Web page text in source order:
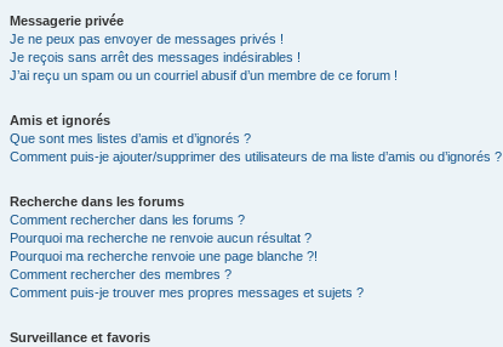
Messagerie privée
Je ne peux pas envoyer de messages privés !
Je reçois sans arrêt des messages indésirables !
J’ai reçu un spam ou un courriel abusif d’un membre de ce forum !
Amis et ignorés
Que sont mes listes d’amis et d’ignorés ?
Comment puis-je ajouter/supprimer des utilisateurs de ma liste d’amis ou d’ignorés ?
Recherche dans les forums
Comment rechercher dans les forums ?
Pourquoi ma recherche ne renvoie aucun résultat ?
Pourquoi ma recherche renvoie une page blanche ?!
Comment rechercher des membres ?
Comment puis-je trouver mes propres messages et sujets ?
Surveillance et favoris